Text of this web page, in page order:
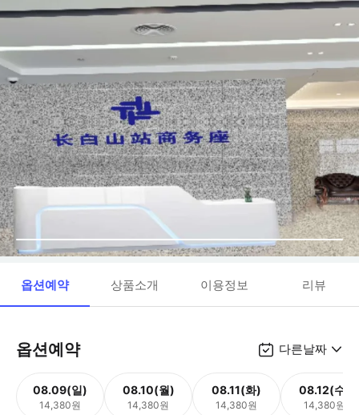
옵션예약 상품소개 이용정보 리뷰
옵션예약 다른날짜
08.09(일)
14,380원
08.10(월)
14,380원
08.11(화)
14,380원
08.12(수)
14,380원